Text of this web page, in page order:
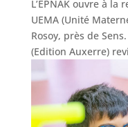
L’EPNAK ouvre à
UEMA (Unité
Rosoy, près de
(Edition Auxerre)